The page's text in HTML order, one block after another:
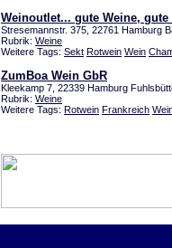
Weinoutlet... gute Weine, gute
Stresemannstr. 375, 22761 Hamburg
Rubrik: Weine
Weitere Tags: Sekt Rotwein Wein
ZumBoa Wein GbR
Kleekamp 7, 22339 Hamburg
Rubrik: Weine
Weitere Tags: Rotwein Frankreich